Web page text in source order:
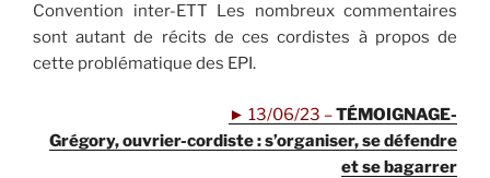
Convention inter-ETT Les nombreux commentaires
sont autant de récits de ces cordistes à propos de
cette problématique des EPI.
► 13/06/23 –TÉMOIGNAGE-
Grégory, ouvrier-cordiste : s’organiser, se défendre
et se bagarrer